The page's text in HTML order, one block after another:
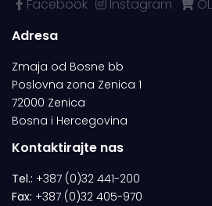
Facebook Instagram
Adresa
Zmaja od Bosne bb
Poslovna zona Zenica 1
72000 Zenica
Bosna i Hercegovina
Kontaktirajte nas
Tel.: +387 (0)32 441-200
Fax: +387 (0)32 405-970